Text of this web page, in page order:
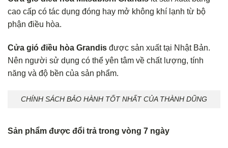
cao cấp có tác dụng đóng hay mở không khí lạnh từ bộ
phận điều hòa.
Cửa gió điều hòa Grandis được sản xuất tại Nhật Bản.
Nên người sử dụng có thể yên tâm về chất lượng, tính
năng và độ bền của sản phẩm.
CHÍNH SÁCH BẢO HÀNH TỐT NHẤT CỦA THÀNH DŨNG
Sản phẩm được đổi trả trong vòng 7 ngày